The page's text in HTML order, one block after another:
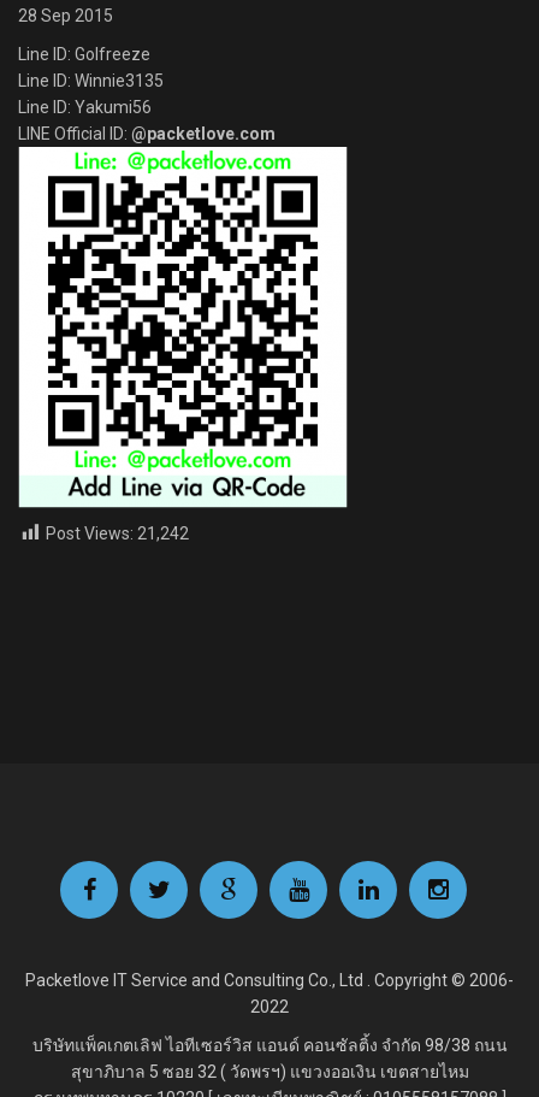
28 Sep 2015
Line ID: Golfreeze
Line ID: Winnie3135
Line ID: Yakumi56
LINE Official ID: @packetlove.com
Post Views: 21,242
Packetlove IT Service and Consulting Co., Ltd . Copyright © 2006-
2022
บริษัทแพ็คเกตเลิฟ ไอทีเซอร์วิส แอนด์ คอนซัลติ้ง จำกัด 98/38 ถนน
สุขาภิบาล 5 ซอย 32 ( วัดพรฯ) แขวงออเงิน เขตสายไหม